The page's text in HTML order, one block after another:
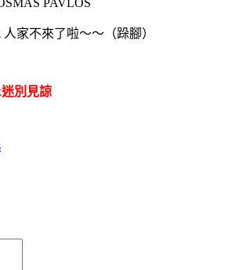
家不來了啦～～（跺腳）
別見諒